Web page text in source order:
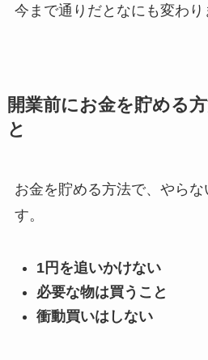
今まで通りだとなにも変わり
開業前にお金を貯める
と
お金を貯める方法で、やら
す。
1円を追いかけない
必要な物は買うこと
衝動買いはしない